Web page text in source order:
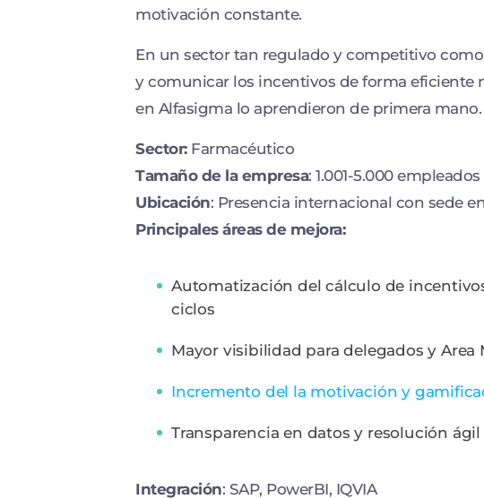
motivación constante.
En un sector tan regulado y competitivo
y comunicar los incentivos de forma eficiente
en Alfasigma lo aprendieron de primera mano.
Sector:Farmacéutico
Tamaño de la empresa: 1.001-5.000 empleados
Ubicación: Presencia internacional con sede
Principales áreas de mejora:
Automatización del cálculo de
ciclos
Mayor visibilidad para delegados y Area
Incremento del la motivación y
Transparencia en datos y resolución
Integración: SAP, PowerBI, IQVIA